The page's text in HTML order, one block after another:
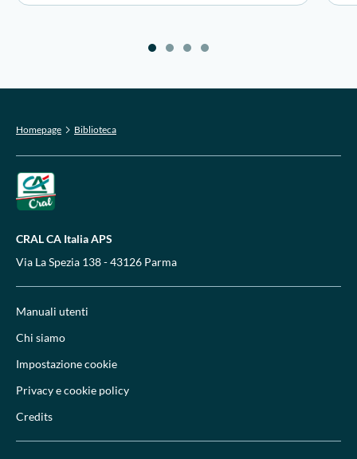
Homepage Biblioteca
CRAL CA Italia APS
Via La Spezia 138 - 43126 Parma
Manuali utenti
Chi siamo
Impostazione cookie
Privacy e cookie policy
Credits